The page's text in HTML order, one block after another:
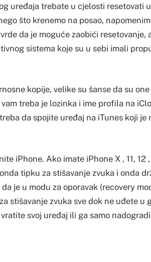
uređaja trebate u cjelosti resetovati
što krenemo na posao,
da je moguće zaobići resetovanje,
sistema koje su u sebi imali
kopije, velike su šanse da su
treba je lozinka i ime profila na
da spojite uređaj na iTunes koji je
iPhone. Ako imate iPhone X , 11, 12 ,
tipku za stišavanje zvuka i onda
je u modu za oporavak (recovery
stišavanje zvuka sve dok ne uđete u
svoj uređaj ili ga samo